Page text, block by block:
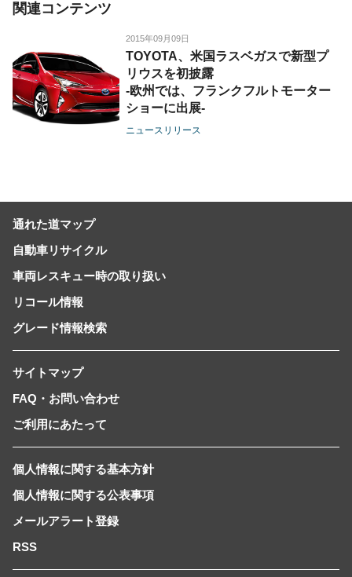
関連コンテンツ
2015年09月09日
TOYOTA、米国ラスベガスで新型プ
リウスを初披露
-欧州では、フランクフルトモーター
ショーに出展-
ニュースリリース
通れた道マップ
自動車リサイクル
車両レスキュー時の取り扱い
リコール情報
グレード情報検索
サイトマップ
FAQ・お問い合わせ
ご利用にあたって
個人情報に関する基本方針
個人情報に関する公表事項
メールアラート登録
RSS